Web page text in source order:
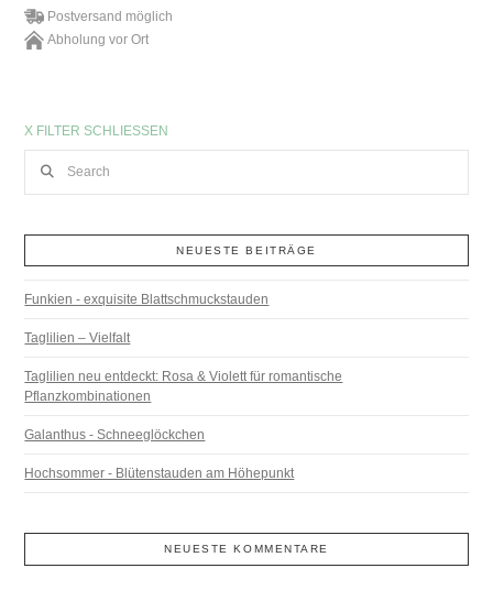
Postversand möglich
Abholung vor Ort
X FILTER SCHLIESSEN
NEUESTE BEITRÄGE
Funkien - exquisite Blattschmuckstauden
Taglilien – Vielfalt
Taglilien neu entdeckt: Rosa & Violett für romantische
Pflanzkombinationen
Galanthus - Schneeglöckchen
Hochsommer - Blütenstauden am Höhepunkt
NEUESTE KOMMENTARE